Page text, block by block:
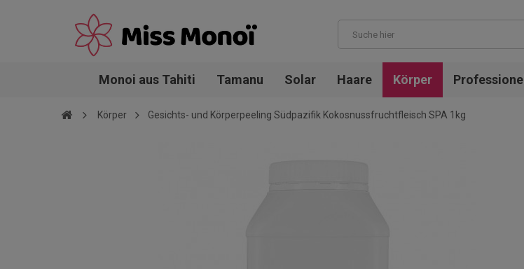
Monoi aus Tahiti Tamanu Solar Haare Körper Professionell
Körper Gesichts- und Körperpeeling Südpazifik Kokosnussfruchtfleisch SPA 1kg